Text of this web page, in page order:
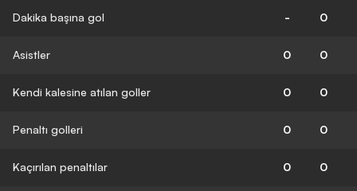
Dakika başına gol - 0
Asistler 0 0
Kendi kalesine atılan goller 0 0
Penaltı golleri 0 0
Kaçırılan penaltılar 0 0